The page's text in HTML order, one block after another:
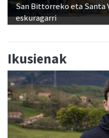
San Bittorreko eta
eskuragarri
Ikusienak